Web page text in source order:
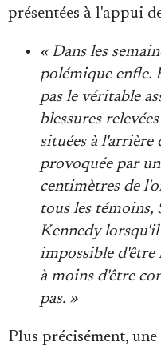
présentées à l'appui
« Dans les
polémique enfle.
pas le véritable
blessures
situées à l'arrière
provoquée par
centimètres de
tous les témoins,
Kennedy
impossible d'être
à moins d'être
pas. »
Plus précisément,